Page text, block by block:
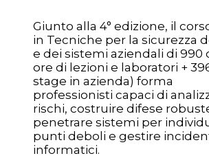
Giunto alla 4° edizione, il
in Tecniche per la sicurezza
e dei sistemi aziendali di 990
ore di lezioni e laboratori +
stage in azienda) forma
professionisti capaci di
rischi, costruire difese
penetrare sistemi per
punti deboli e gestire
informatici.